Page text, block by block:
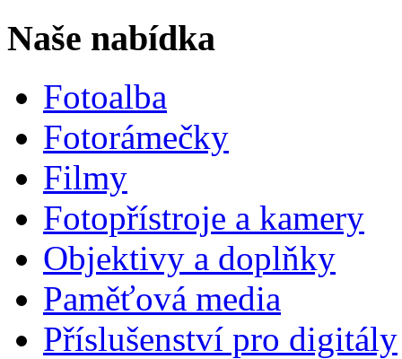
Naše nabídka
Fotoalba
Fotorámečky
Filmy
Fotopřístroje a kamery
Objektivy a doplňky
Paměťová media
Příslušenství pro digitály